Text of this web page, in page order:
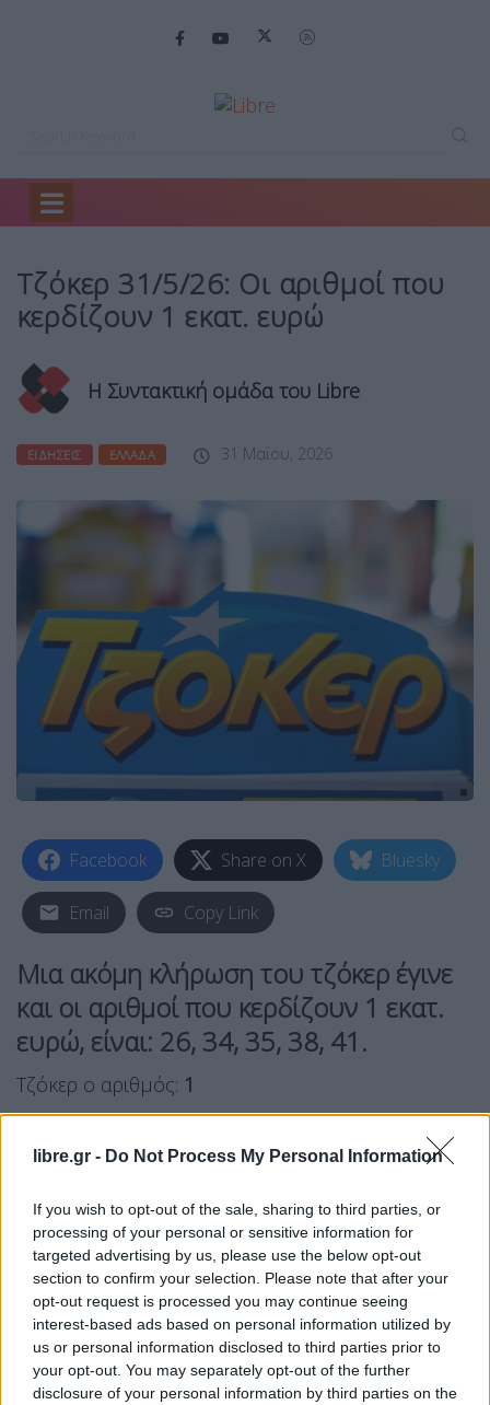
libre.gr - Do Not Process My Personal Information
If you wish to opt-out of the sale, sharing to third parties, or
processing of your personal or sensitive information for
targeted advertising by us, please use the below opt-out
section to confirm your selection. Please note that after your
opt-out request is processed you may continue seeing
interest-based ads based on personal information utilized by
us or personal information disclosed to third parties prior to
your opt-out. You may separately opt-out of the further
disclosure of your personal information by third parties on the
Home
Τζόκερ 31/5/26: Οι αριθμοί που
κερδίζουν 1 εκατ. ευρώ
Η Συντακτική ομάδα του Libre
ΕΙΔΉΣΕΙΣ ΕΛΛΆΔΑ 31 Μαΐου, 2026
Facebook Share on X Bluesky
Email Copy Link
Μια ακόμη κλήρωση του τζόκερ έγινε
και οι αριθμοί που κερδίζουν 1 εκατ.
ευρώ, είναι: 26, 34, 35, 38, 41 .
Τζόκερ ο αριθμός: 1
Τζακ ποτ σημειώθηκε στην αποψινή κλήρωση.
Email Copy Link
Tags: κλήρωση τζόκερ
Σχετικά Άρθρα